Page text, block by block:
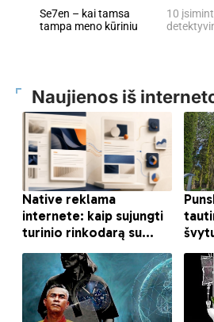
Se7en – kai tamsa
tampa meno kūriniu
10
Naujienos iš